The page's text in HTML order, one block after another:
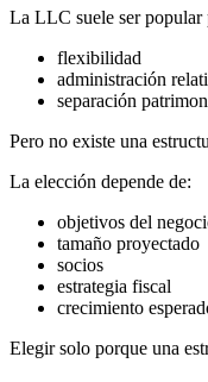
La LLC suele ser popular
flexibilidad
administración
separación
Pero no existe una
La elección depende de:
objetivos del
tamaño proyectado
socios
estrategia fiscal
crecimiento
Elegir solo porque una